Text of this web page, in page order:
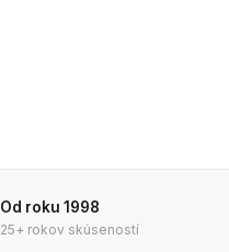
Od roku 1998
25+ rokov skúseností